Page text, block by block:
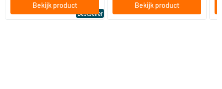
Bestseller
Bekijk product Bekijk product